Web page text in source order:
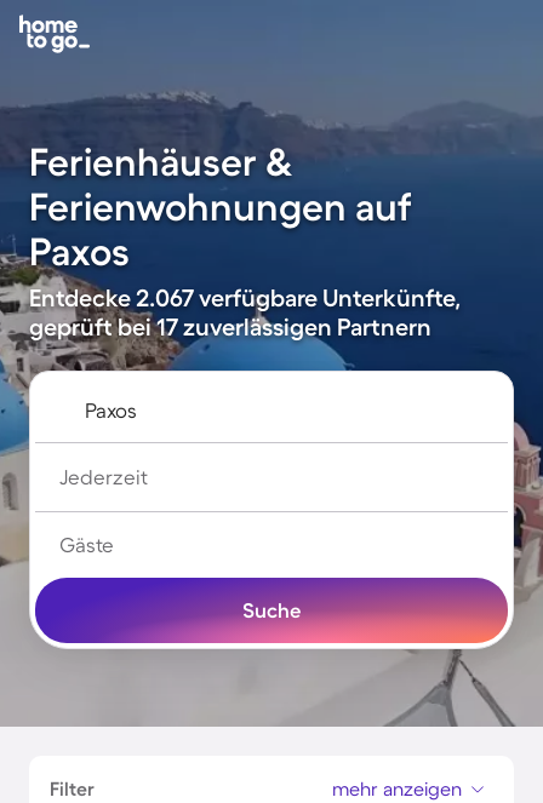
Ferienhäuser &
Ferienwohnungen auf
Paxos
Entdecke 2.067 verfügbare Unterkünfte,
geprüft bei 17 zuverlässigen Partnern
Jederzeit
Gäste
Suche
Filter mehr anzeigen